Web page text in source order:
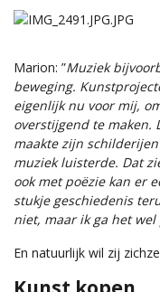
Marion: ”Muziek
beweging.
eigenlijk nu voor mij,
overstijgend te maken.
maakte zijn
muziek luisterde. Dat
ook met poëzie kan er
stukje geschiedenis
niet, maar ik ga het wel
En natuurlijk wil zij